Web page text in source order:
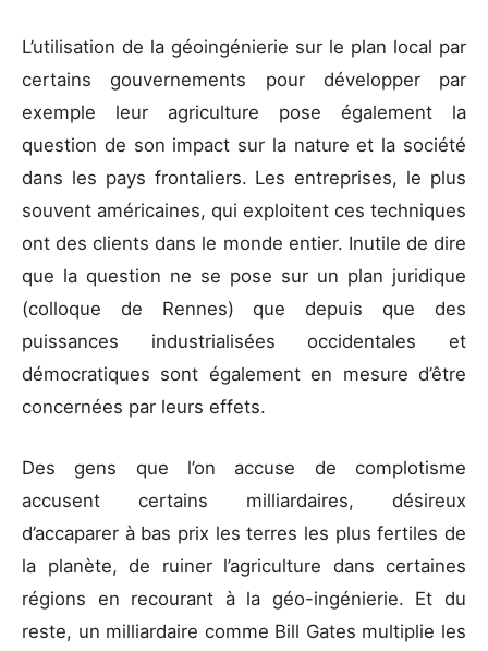
L’utilisation de la géoingénierie sur le plan local par
certains gouvernements pour développer par
exemple leur agriculture pose également la
question de son impact sur la nature et la société
dans les pays frontaliers. Les entreprises, le plus
souvent américaines, qui exploitent ces techniques
ont des clients dans le monde entier. Inutile de dire
que la question ne se pose sur un plan juridique
(colloque de Rennes) que depuis que des
puissances industrialisées occidentales et
démocratiques sont également en mesure d’être
concernées par leurs effets.
Des gens que l’on accuse de complotisme
accusent certains milliardaires, désireux
d’accaparer à bas prix les terres les plus fertiles de
la planète, de ruiner l’agriculture dans certaines
régions en recourant à la géo-ingénierie. Et du
reste, un milliardaire comme Bill Gates multiplie les